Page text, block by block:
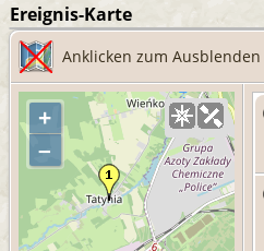
Ereignis-Karte
Anklicken zum Ausblenden
+
–